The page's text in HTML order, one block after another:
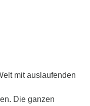
mit auslaufenden
Die ganzen